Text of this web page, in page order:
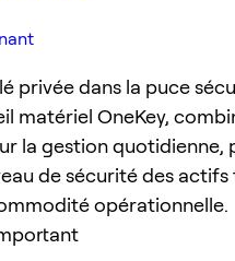
privée dans la puce
matériel OneKey,
la gestion quotidienne,
de sécurité des
opérationnelle.